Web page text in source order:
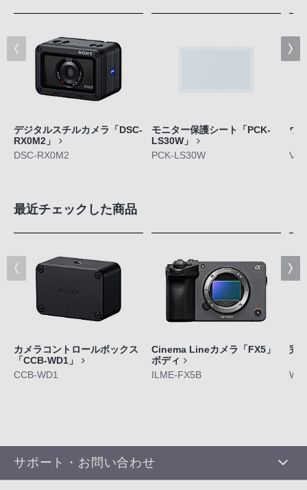
デジタルスチルカメラ「DSC-
RX0M2」
DSC-RX0M2
モニター保護シート「PCK-
LS30W」
PCK-LS30W
ウ
最近チェックした商品
カメラコントロールボックス
「CCB-WD1」
CCB-WD1
Cinema Lineカメラ「FX5」
ボディ
ILME-FX5B
完
サポート・お問い合わせ